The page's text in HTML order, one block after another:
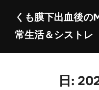
くも膜下出血後の
常生活＆シストレ
日: